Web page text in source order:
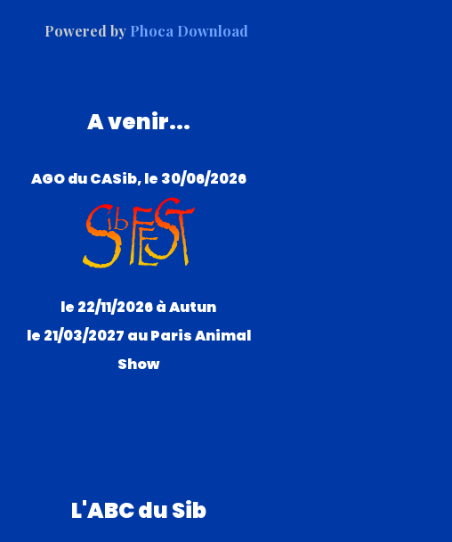
Powered by Phoca Download
A venir...
AGO du CASib, le 30/06/2026
le 22/11/2026 à Autun
le 21/03/2027 au Paris Animal
Show
L'ABC du Sib